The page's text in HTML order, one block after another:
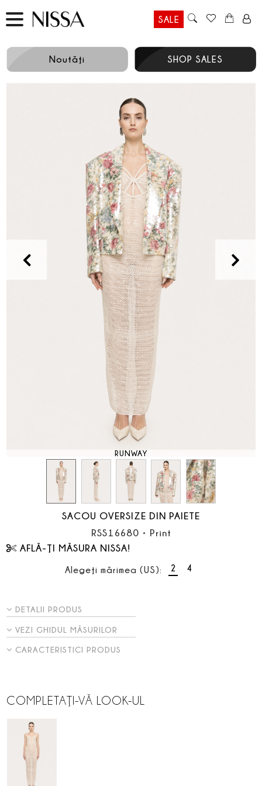
SALE
Noutăţi SHOP SALES
RUNWAY
Prev
SACOU OVERSIZE DIN PAIETE
RSS16680 • Print
AFLĂ-ŢI MĂSURA NISSA!
Alegeţi mărimea (US): 2 4
DETALII PRODUS
VEZI GHIDUL MĂSURILOR
CARACTERISTICI PRODUS
COMPLETAŢI-VĂ LOOK-UL